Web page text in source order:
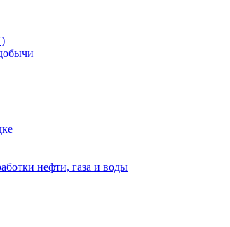
нефти, газа и воды